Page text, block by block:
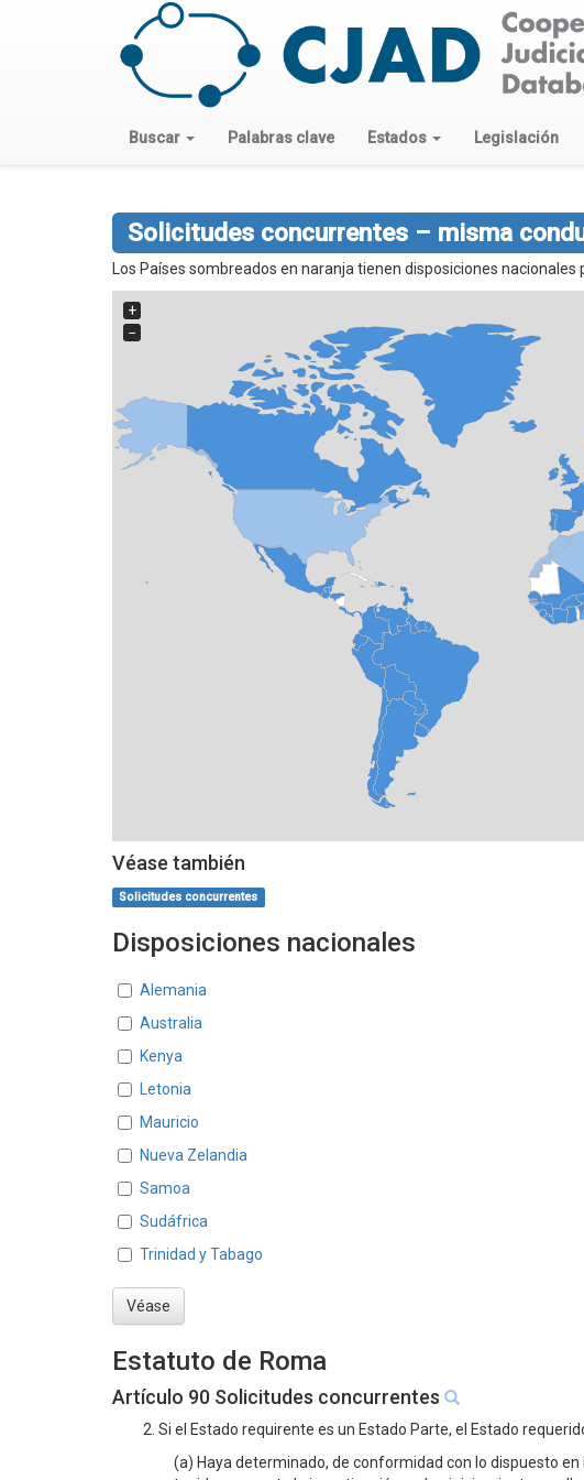
Buscar Palabras clave Estados Legislación
Solicitudes concurrentes – misma
Los Países sombreados en naranja tienen disposiciones
+
−
Véase también
Solicitudes concurrentes
Disposiciones nacionales
Alemania
Australia
Kenya
Letonia
Mauricio
Nueva Zelandia
Samoa
Sudáfrica
Trinidad y Tabago
Véase
Estatuto de Roma
Artículo 90 Solicitudes concurrentes
2. Si el Estado requirente es un Estado Parte, el Estado
(a) Haya determinado, de conformidad con lo dispuesto